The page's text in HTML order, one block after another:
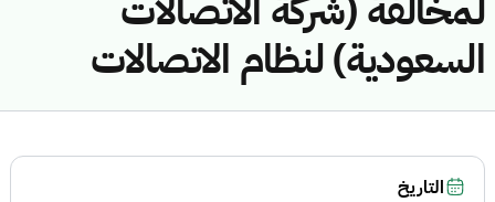
السعودية) لنظام الاتصالات
التاريخ